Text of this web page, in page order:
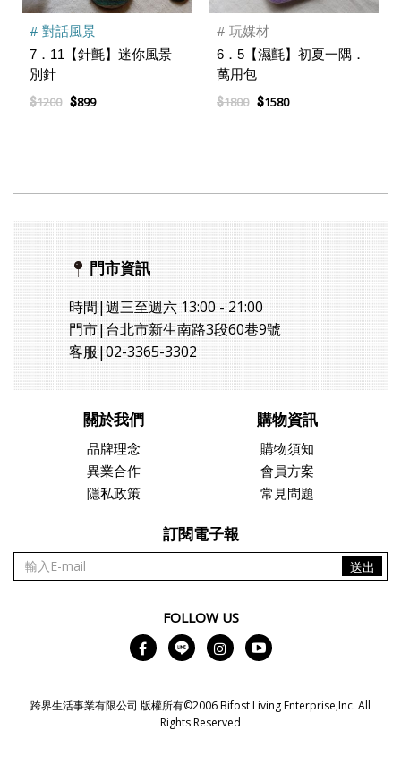
# 對話風景
7．11【針氈】迷你風景
別針
$1200 $899
# 玩媒材
6．5【濕氈】初夏一隅．
萬用包
$1800 $1580
門市資訊
時間|週三至週六 13:00 - 21:00
門市|台北市新生南路3段60巷9號
客服|02-3365-3302
關於我們
品牌理念
異業合作
隱私政策
購物資訊
購物須知
會員方案
常見問題
訂閱電子報
送出
FOLLOW US
跨界生活事業有限公司 版權所有©2006 Bifost Living Enterprise,Inc. All
Rights Reserved